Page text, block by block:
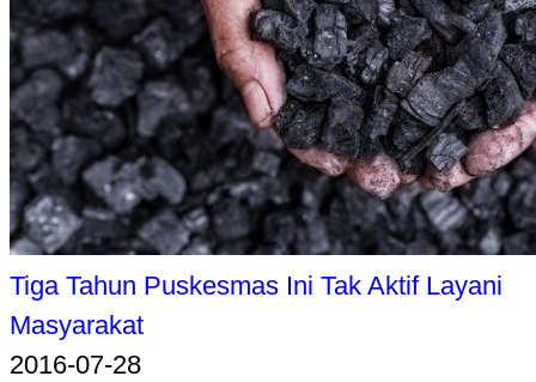
Tiga Tahun Puskesmas Ini Tak Aktif Layani
Masyarakat
2016-07-28